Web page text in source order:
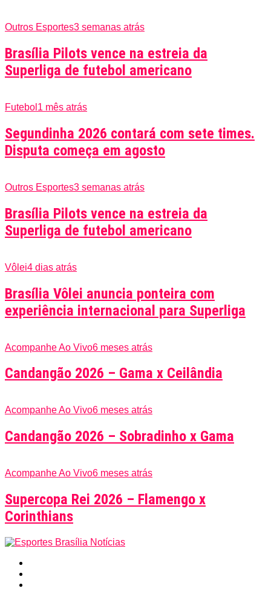
Outros Esportes3 semanas atrás
Brasília Pilots vence na estreia da
Superliga de futebol americano
Futebol 1 mês atrás
Segundinha 2026 contará com sete times.
Disputa começa em agosto
Outros Esportes3 semanas atrás
Brasília Pilots vence na estreia da
Superliga de futebol americano
Vôlei4 dias atrás
Brasília Vôlei anuncia ponteira com
experiência internacional para Superliga
Acompanhe Ao Vivo6 meses atrás
Candangão 2026 – Gama x Ceilândia
Acompanhe Ao Vivo6 meses atrás
Candangão 2026 – Sobradinho x Gama
Acompanhe Ao Vivo6 meses atrás
Supercopa Rei 2026 – Flamengo x
Corinthians